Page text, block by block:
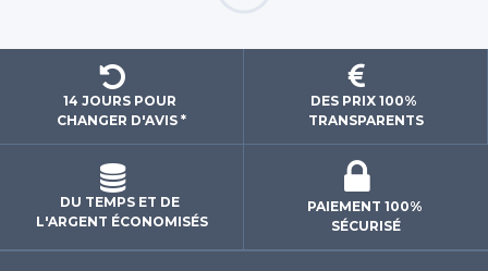
14 JOURS POUR
CHANGER D'AVIS *
DES PRIX 100%
TRANSPARENTS
DU TEMPS ET DE
L'ARGENT ÉCONOMISÉS
PAIEMENT 100%
SÉCURISÉ